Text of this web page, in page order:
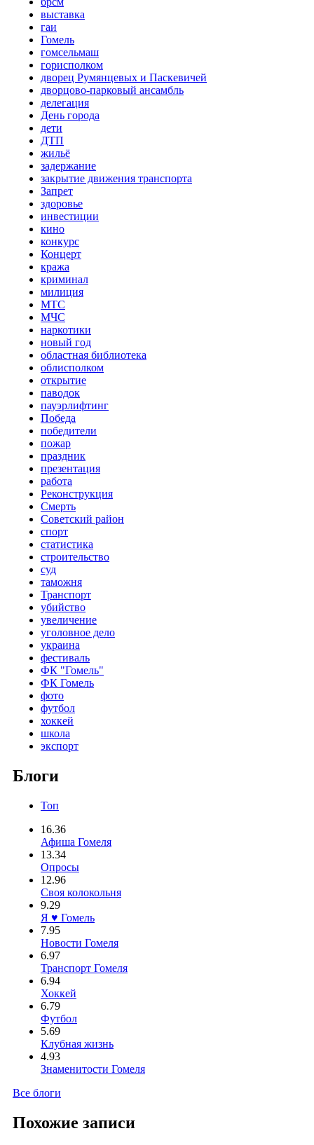
выставка
гаи
Гомель
гомсельмаш
горисполком
дворец Румянцевых и Паскевичей
дворцово-парковый ансамбль
делегация
День города
дети
ДТП
жильё
задержание
закрытие движения транспорта
Запрет
здоровье
инвестиции
кино
конкурс
Концерт
кража
криминал
милиция
МТС
МЧС
наркотики
новый год
областная библиотека
облисполком
открытие
паводок
пауэрлифтинг
Победа
победители
пожар
праздник
презентация
работа
Реконструкция
Смерть
Советский район
спорт
статистика
строительство
суд
таможня
Транспорт
убийство
увеличение
уголовное дело
украина
фестиваль
ФК "Гомель"
ФК Гомель
фото
футбол
хоккей
школа
экспорт
Блоги
Топ
16.36
Афиша Гомеля
13.34
Опросы
12.96
Своя колокольня
9.29
Я ♥ Гомель
7.95
Новости Гомеля
6.97
Транспорт Гомеля
6.94
Хоккей
6.79
Футбол
5.69
Клубная жизнь
4.93
Знаменитости Гомеля
Все блоги
Похожие записи